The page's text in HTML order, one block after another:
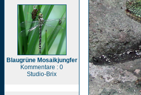
Blaugrüne Mosaikjungfer
Kommentare : 0
Studio-Brix